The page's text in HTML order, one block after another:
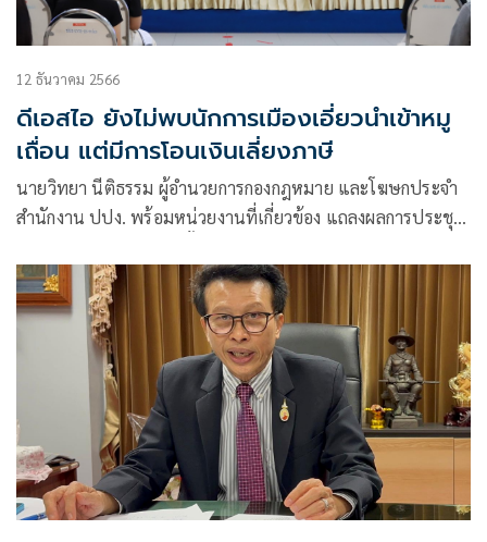
12 ธันวาคม 2566
ดีเอสไอ ยังไม่พบนักการเมืองเอี่ยวนำเข้าหมู
เถื่อน แต่มีการโอนเงินเลี่ยงภาษี
นายวิทยา นีติธรรม ผู้อำนวยการกองกฎหมาย และโฆษกประจำ
สำนักงาน ปปง. พร้อมหน่วยงานที่เกี่ยวข้อง แถลงผลการประชุม
คณะกรรมการธุรกรรมได้พิจารณาเห็นชอบ